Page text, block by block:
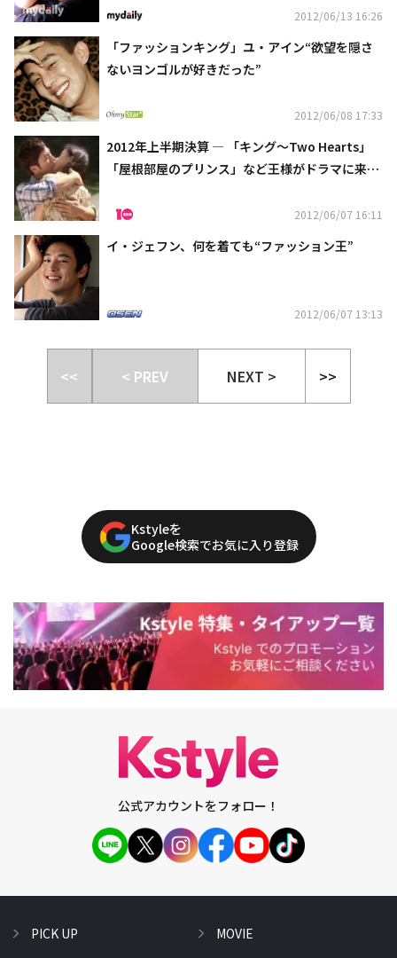
2012/06/13 16:26
「ファッションキング」ユ・アイン“欲望を隠さ
ないヨンゴルが好きだった”
2012/06/08 17:33
2012年上半期決算 ― 「キング～Two Hearts」
「屋根部屋のプリンス」など王様がドラマに来た
2012/06/07 16:11
イ・ジェフン、何を着ても“ファッション王”
2012/06/07 13:13
<< < PREV NEXT > >>
Kstyleを
Google検索でお気に入り登録
公式アカウントをフォロー！
PICK UP MOVIE